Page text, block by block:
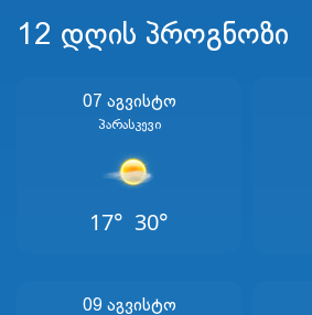
12 დღის პროგნოზი
07 Აგვისტო
Პარასკევი
17° 30°
09 Აგვისტო